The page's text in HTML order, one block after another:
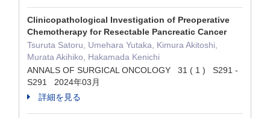
Clinicopathological Investigation of Preoperative
Chemotherapy for Resectable Pancreatic Cancer
Tsuruta Satoru, Umehara Yutaka, Kimura Akitoshi,
Murata Akihiko, Hakamada Kenichi
ANNALS OF SURGICAL ONCOLOGY 31 ( 1 ) S291 -
S291 2024年03月
詳細を見る